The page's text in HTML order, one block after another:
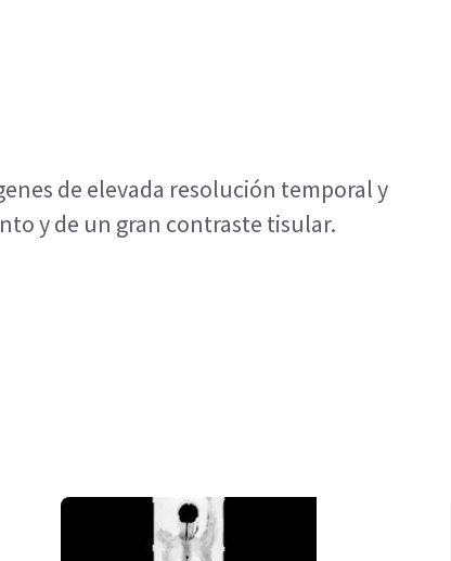
de elevada resolución temporal y
y de un gran contraste tisular.